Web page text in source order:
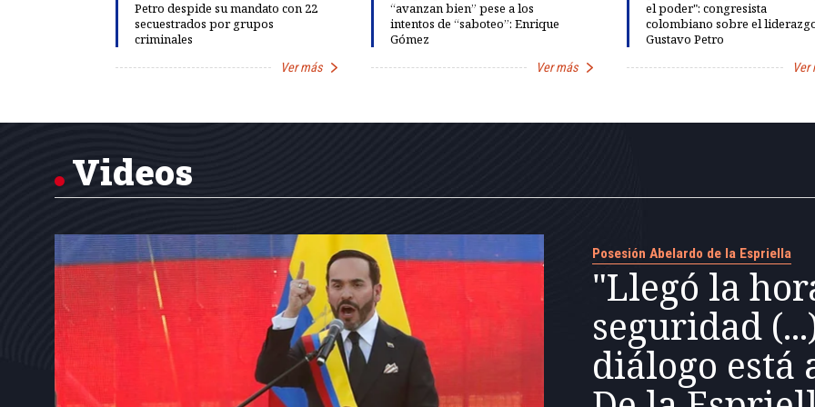
Petro despide su mandato con 22
secuestrados por grupos
criminales
Ver más
“avanzan bien” pese a los
intentos de “saboteo”: Enrique
Gómez
Ver más
el poder": congresista
colombiano sobre el
Gustavo Petro
Ver
of
Videos
Posesión Abelardo de la Espriella
"Llegó la
seguridad
diálogo está